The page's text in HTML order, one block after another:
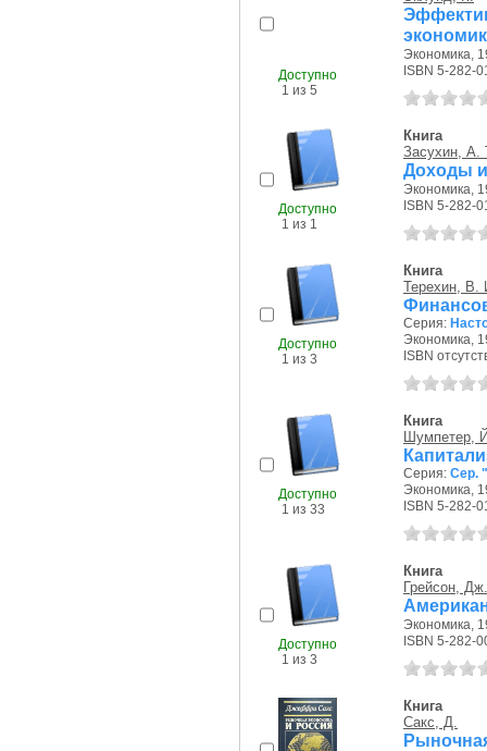
Доступно
1 из 5
Экономика,
ISBN 5-282-
Доступно
1 из 1
Книга
Засухин, А.
Доходы
Экономика,
ISBN 5-282-
Доступно
1 из 3
Книга
Терехин, В.
Серия:
Экономика,
ISBN
Доступно
1 из 33
Книга
Шумпетер,
Серия: Сер.
Экономика,
ISBN 5-282-
Доступно
1 из 3
Книга
Грейсон,
Экономика,
ISBN 5-282-
Книга
Сакс, Д.